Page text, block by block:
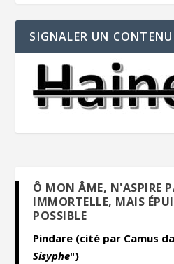
SIGNALER UN
Ô MON ÂME, N'ASPIRE
IMMORTELLE, MAIS
POSSIBLE
Pindare (cité par Camus
Sisyphe")